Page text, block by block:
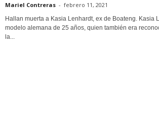
Mariel Contreras - febrero 11, 2021
Hallan muerta a Kasia Lenhardt, ex de Boateng. Kasia
modelo alemana de 25 años, quien también era
la...